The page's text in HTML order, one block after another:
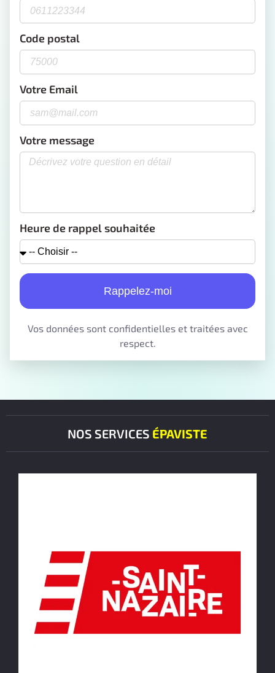
Code postal
Votre Email
Votre message
Heure de rappel souhaitée
Rappelez-moi
Vos données sont confidentielles et traitées avec
respect.
NOS SERVICES ÉPAVISTE